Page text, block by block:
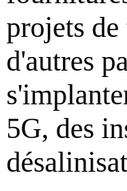
projets
d'autres
5G, des